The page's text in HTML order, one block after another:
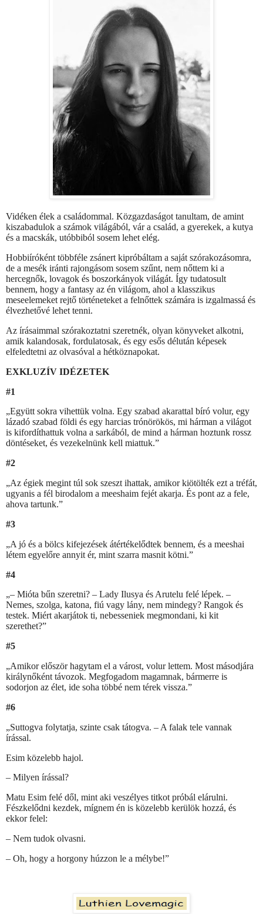
Vidéken élek a családommal. Közgazdaságot tanultam, de amint
kiszabadulok a számok világából, vár a család, a gyerekek, a kutya
és a macskák, utóbbiból sosem lehet elég.
Hobbiíróként többféle zsánert kipróbáltam a saját szórakozásomra,
de a mesék iránti rajongásom sosem szűnt, nem nőttem ki a
hercegnők, lovagok és boszorkányok világát. Így tudatosult
bennem, hogy a fantasy az én világom, ahol a klasszikus
meseelemeket rejtő történeteket a felnőttek számára is izgalmassá és
élvezhetővé lehet tenni.
Az írásaimmal szórakoztatni szeretnék, olyan könyveket alkotni,
amik kalandosak, fordulatosak, és egy esős délután képesek
elfeledtetni az olvasóval a hétköznapokat.
EXKLUZÍV IDÉZETEK
#1
„Együtt sokra vihettük volna. Egy szabad akarattal bíró volur, egy
lázadó szabad földi és egy harcias trónörökös, mi hárman a világot
is kifordíthattuk volna a sarkából, de mind a hárman hoztunk rossz
döntéseket, és vezekelnünk kell miattuk.”
#2
„Az égiek megint túl sok szeszt ihattak, amikor kiötölték ezt a tréfát,
ugyanis a fél birodalom a meeshaim fejét akarja. És pont az a fele,
ahova tartunk.”
#3
„A jó és a bölcs kifejezések átértékelődtek bennem, és a meeshai
létem egyelőre annyit ér, mint szarra masnit kötni.”
#4
„– Mióta bűn szeretni? – Lady Ilusya és Arutelu felé lépek. –
Nemes, szolga, katona, fiú vagy lány, nem mindegy? Rangok és
testek. Miért akarjátok ti, nebesseniek megmondani, ki kit
szerethet?”
#5
„Amikor először hagytam el a várost, volur lettem. Most másodjára
királynőként távozok. Megfogadom magamnak, bármerre is
sodorjon az élet, ide soha többé nem térek vissza.”
#6
„Suttogva folytatja, szinte csak tátogva. – A falak tele vannak
írással.
Esim közelebb hajol.
– Milyen írással?
Matu Esim felé dől, mint aki veszélyes titkot próbál elárulni.
Fészkelődni kezdek, mígnem én is közelebb kerülök hozzá, és
ekkor felel:
– Nem tudok olvasni.
– Oh, hogy a horgony húzzon le a mélybe!”